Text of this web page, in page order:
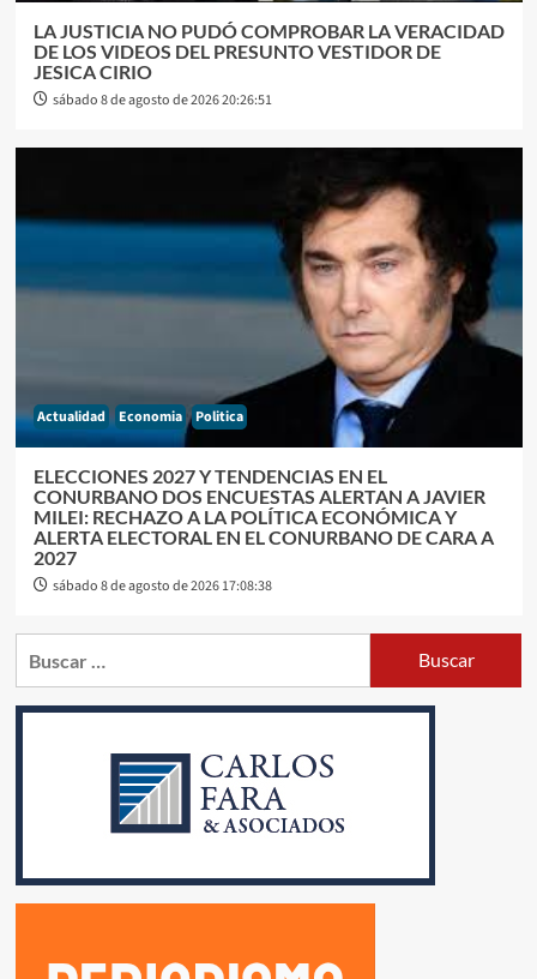
LA JUSTICIA NO PUDÓ COMPROBAR LA VERACIDAD
DE LOS VIDEOS DEL PRESUNTO VESTIDOR DE
JESICA CIRIO
sábado 8 de agosto de 2026 20:26:51
Actualidad Economia Politica
ELECCIONES 2027 Y TENDENCIAS EN EL
CONURBANO DOS ENCUESTAS ALERTAN A JAVIER
MILEI: RECHAZO A LA POLÍTICA ECONÓMICA Y
ALERTA ELECTORAL EN EL CONURBANO DE CARA A
2027
sábado 8 de agosto de 2026 17:08:38